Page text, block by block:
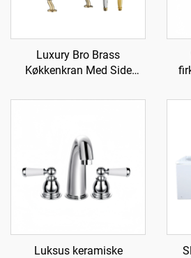
Luxury Bro Brass
Køkkenkran Med Side
Luksus keramiske